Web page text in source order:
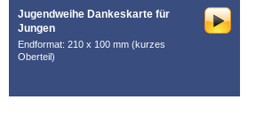
Jugendweihe Dankeskarte für
Jungen
Endformat: 210 x 100 mm (kurzes
Oberteil)